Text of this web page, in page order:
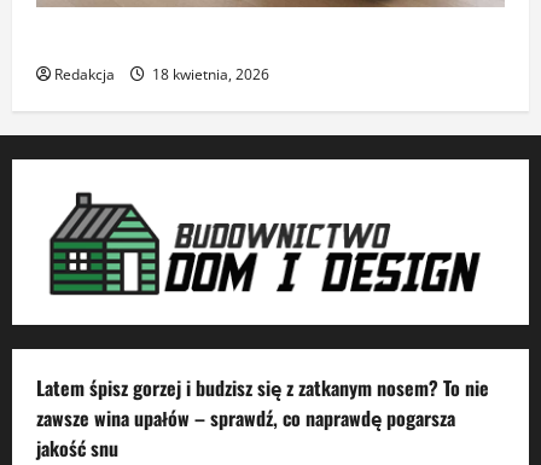
Redakcja 18 kwietnia, 2026
Latem śpisz gorzej i budzisz się z zatkanym nosem? To nie
zawsze wina upałów – sprawdź, co naprawdę pogarsza
jakość snu